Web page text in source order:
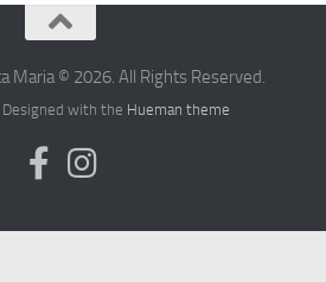
Maria © 2026. All Rights Reserved.
with the Hueman theme